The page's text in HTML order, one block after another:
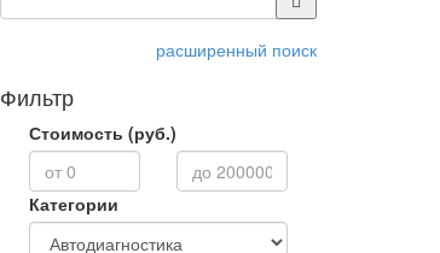
расширенный поиск
Фильтр
Стоимость (руб.)
Категории